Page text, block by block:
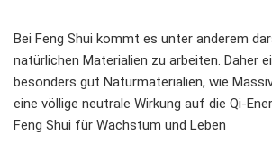
Bei Feng Shui kommt es unter anderem
natürlichen Materialien zu arbeiten. Daher
besonders gut Naturmaterialien, wie
eine völlige neutrale Wirkung auf die Qi-
Feng Shui für Wachstum und Leben